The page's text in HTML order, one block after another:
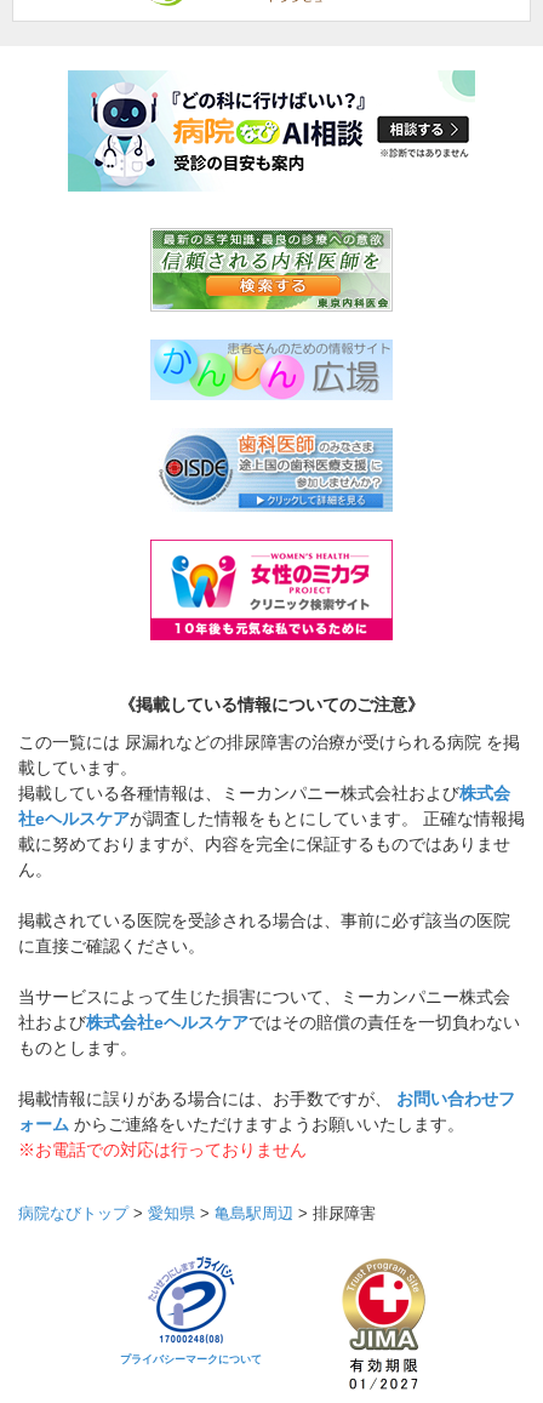
《掲載している情報についてのご注意》
この一覧には 尿漏れなどの排尿障害の治療が受けられる病院 を掲
載しています。
掲載している各種情報は、ミーカンパニー株式会社および株式会
社eヘルスケアが調査した情報をもとにしています。 正確な情報掲
載に努めておりますが、内容を完全に保証するものではありませ
ん。
掲載されている医院を受診される場合は、事前に必ず該当の医院
に直接ご確認ください。
当サービスによって生じた損害について、ミーカンパニー株式会
社および株式会社eヘルスケアではその賠償の責任を一切負わない
ものとします。
掲載情報に誤りがある場合には、お手数ですが、 お問い合わせフ
ォーム からご連絡をいただけますようお願いいたします。
※お電話での対応は行っておりません
病院なびトップ> 愛知県 > 亀島駅周辺 > 排尿障害
プライバシーマークについて